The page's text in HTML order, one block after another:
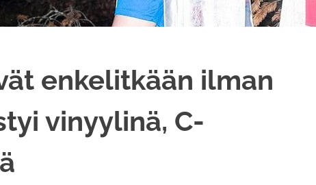
enkelitkään ilman
vinyylinä, C-